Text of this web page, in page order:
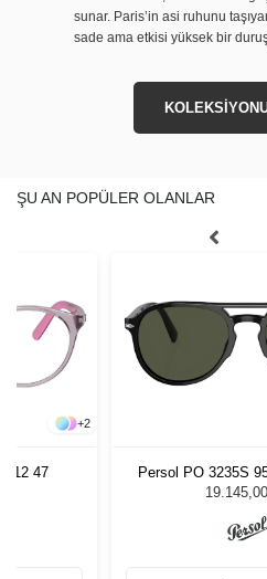
sunar. Paris’in asi ruhunu
sade ama etkisi yüksek bir
ŞU AN POPÜLER OLANLAR
+2
47
Persol PO 3235S
Güneş